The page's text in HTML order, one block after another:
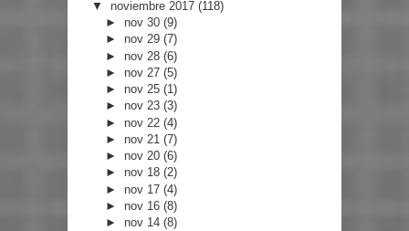
▼ noviembre 2017 (118)
► nov 30(9)
► nov 29(7)
► nov 28(6)
► nov 27(5)
► nov 25(1)
► nov 23(3)
► nov 22(4)
► nov 21(7)
► nov 20(6)
► nov 18(2)
► nov 17(4)
► nov 16(8)
► nov 14(8)